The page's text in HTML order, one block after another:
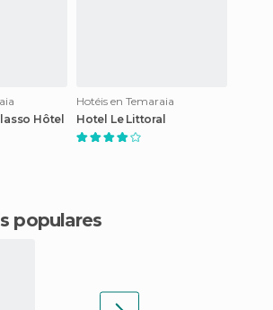
Hôtel
Hotéis en Temaraia
Hotel Le Littoral
populares